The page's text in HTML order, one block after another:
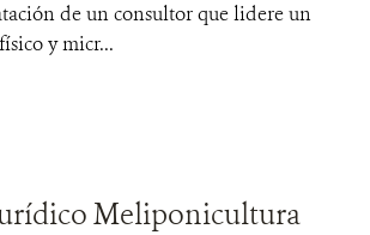
de un consultor que lidere un
y micr...
Meliponicultura